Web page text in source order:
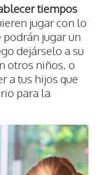
tiempos
jugar con lo
jugar un
dejárselo a su
otros niños, o
a tus hijos que
para la